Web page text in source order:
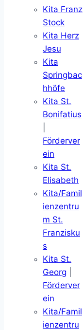
Kita Franz
Stock
Kita Herz
Jesu
Kita
Springbac
hhöfe
Kita St.
Bonifatius
Förderver
ein
Kita St.
Elisabeth
Kita/Famil
ienzentru
m St.
Franzisku
s
Kita St.
Georg
Förderver
ein
Kita/Famil
ienzentru